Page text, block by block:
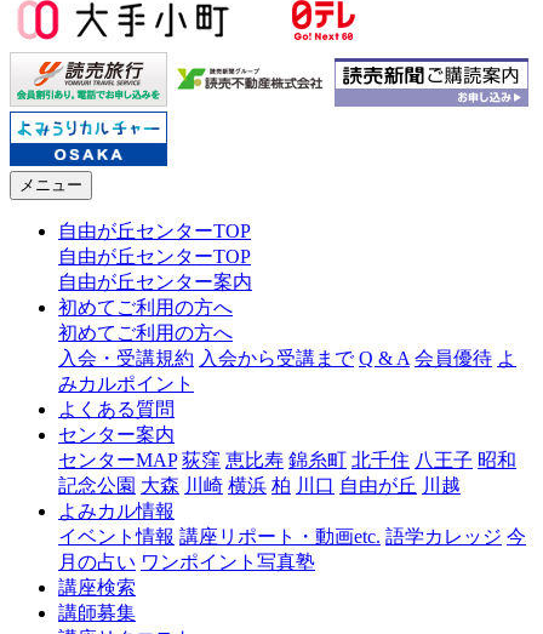
メニュー
自由が丘センターTOP
自由が丘センターTOP
自由が丘センター案内
初めてご利用の方へ
初めてご利用の方へ
入会・受講規約 入会から受講まで Q & A 会員優待 よ
みカルポイント
よくある質問
センター案内
センターMAP 荻窪 恵比寿 錦糸町 北千住 八王子 昭和
記念公園 大森 川崎 横浜 柏 川口 自由が丘 川越
よみカル情報
イベント情報 講座リポート・動画etc. 語学カレッジ 今
月の占い ワンポイント写真塾
講座検索
講師募集